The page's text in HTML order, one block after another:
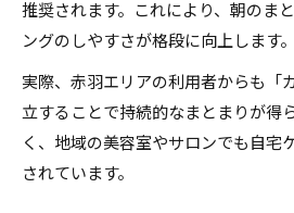
推奨されます。これにより、朝のま
ングのしやすさが格段に向上します。
実際、赤羽エリアの利用者からも「
立することで持続的なまとまりが得
く、地域の美容室やサロンでも自宅
されています。